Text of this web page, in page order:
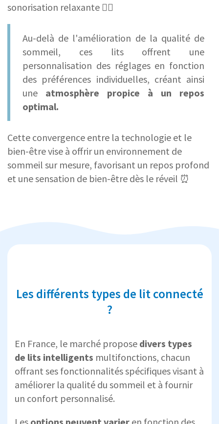
sonorisation relaxante 🧘‍♀️
Au-delà de l'amélioration de la qualité de
sommeil, ces lits offrent une
personnalisation des réglages en fonction
des préférences individuelles, créant ainsi
une atmosphère propice à un repos
optimal.
Cette convergence entre la technologie et le
bien-être vise à offrir un environnement de
sommeil sur mesure, favorisant un repos profond
et une sensation de bien-être dès le réveil ⏰
Les différents types de lit connecté
?
En France, le marché propose divers types
de lits intelligents multifonctions, chacun
offrant ses fonctionnalités spécifiques visant à
améliorer la qualité du sommeil et à fournir
un confort personnalisé.